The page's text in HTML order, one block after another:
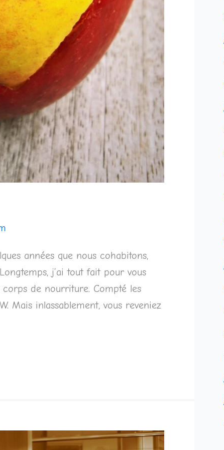
années que nous cohabitons,
j’ai tout fait pour vous
de nourriture. Compté les
Mais inlassablement, vous reveniez